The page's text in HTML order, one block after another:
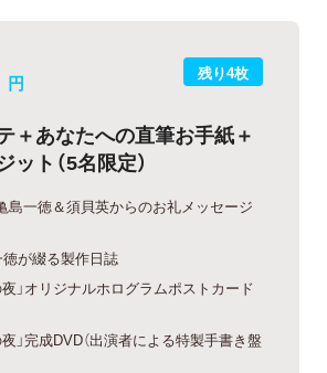
残り4枚
円
＋あなたへの直筆お手紙＋
ト（5名限定）
島一徳＆須貝英からのお礼メッセージ
徳が綴る製作日誌
夜」オリジナルホログラムポストカード
夜」完成DVD（出演者による特製手書き盤